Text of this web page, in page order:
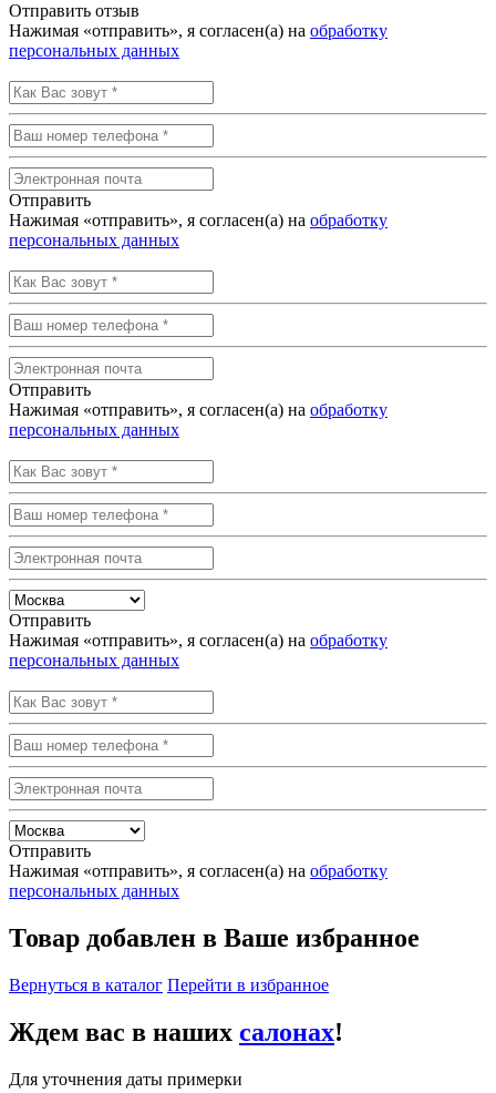
Отправить отзыв
Нажимая «отправить», я согласен(а) на обработку
персональных данных
Отправить
Нажимая «отправить», я согласен(а) на обработку
персональных данных
Отправить
Нажимая «отправить», я согласен(а) на обработку
персональных данных
Отправить
Нажимая «отправить», я согласен(а) на обработку
персональных данных
Отправить
Нажимая «отправить», я согласен(а) на обработку
персональных данных
Товар добавлен в Ваше избранное
Вернуться в каталог Перейти в избранное
Ждем вас в наших салонах!
Для уточнения даты примерки